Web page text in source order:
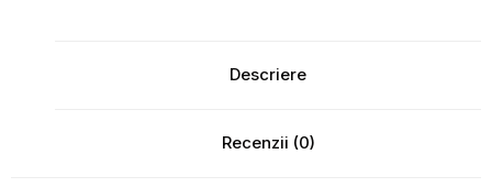
Descriere
Recenzii (0)